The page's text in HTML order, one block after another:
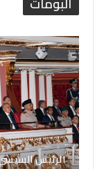
الرئيس